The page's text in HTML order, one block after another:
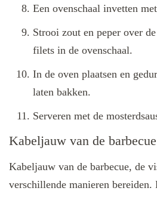
Een ovenschaal invetten
Strooi zout en peper over
filets in de ovenschaal.
In de oven plaatsen en
laten bakken.
Serveren met de
Kabeljauw van de barbecue
Kabeljauw van de barbecue, de
verschillende manieren bereiden.